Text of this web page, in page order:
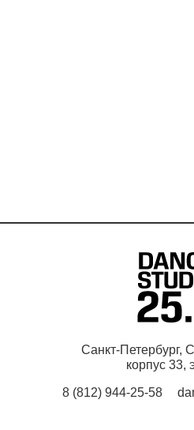
Санкт-Петербург,
корпус 33,
8 (812) 944-25-58